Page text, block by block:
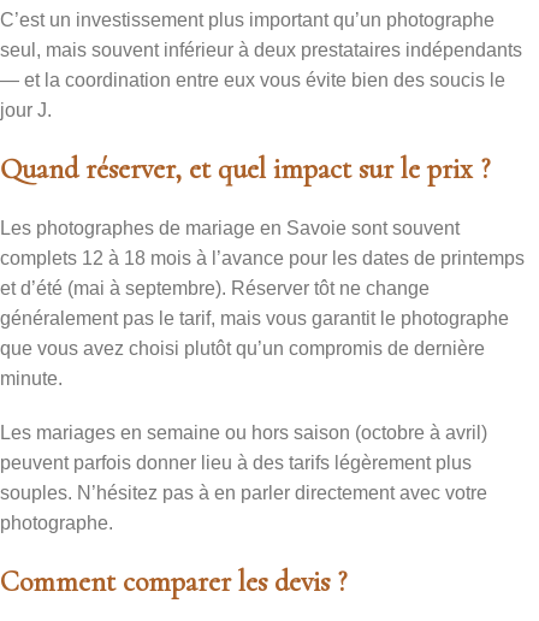
C’est un investissement plus important qu’un photographe
seul, mais souvent inférieur à deux prestataires indépendants
— et la coordination entre eux vous évite bien des soucis le
jour J.
Quand réserver, et quel impact sur le prix ?
Les photographes de mariage en Savoie sont souvent
complets 12 à 18 mois à l’avance pour les dates de printemps
et d’été (mai à septembre). Réserver tôt ne change
généralement pas le tarif, mais vous garantit le photographe
que vous avez choisi plutôt qu’un compromis de dernière
minute.
Les mariages en semaine ou hors saison (octobre à avril)
peuvent parfois donner lieu à des tarifs légèrement plus
souples. N’hésitez pas à en parler directement avec votre
photographe.
Comment comparer les devis ?